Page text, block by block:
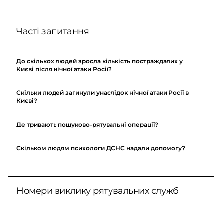
Часті запитання
До скількох людей зросла кількість постраждалих у
Києві після нічної атаки Росії?
Скільки людей загинули унаслідок нічної атаки Росії в
Києві?
Де тривають пошуково-рятувальні операції?
Скільком людям психологи ДСНС надали допомогу?
Номери виклику рятувальних служб